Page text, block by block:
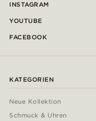
INSTAGRAM
YOUTUBE
FACEBOOK
KATEGORIEN
Neue Kollektion
Schmuck & Uhren